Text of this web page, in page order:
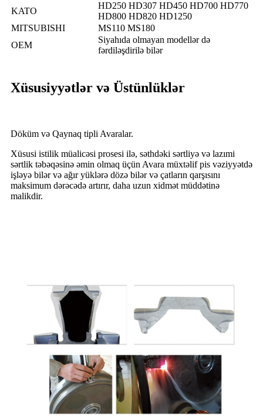
KATO
HD250 HD307 HD450 HD700 HD770
HD800 HD820 HD1250
MITSUBISHI
MS110 MS180
OEM
Siyahıda olmayan modellər də
fərdiləşdirilə bilər
Xüsusiyyətlər və Üstünlüklər
Döküm və Qaynaq tipli Avaralar.
Xüsusi istilik müalicəsi prosesi ilə, səthdəki sərtliyə və lazımi
sərtlik təbəqəsinə əmin olmaq üçün Avara müxtəlif pis vəziyyətdə
işləyə bilər və ağır yüklərə dözə bilər və çatların qarşısını
maksimum dərəcədə artırır, daha uzun xidmət müddətinə
malikdir.